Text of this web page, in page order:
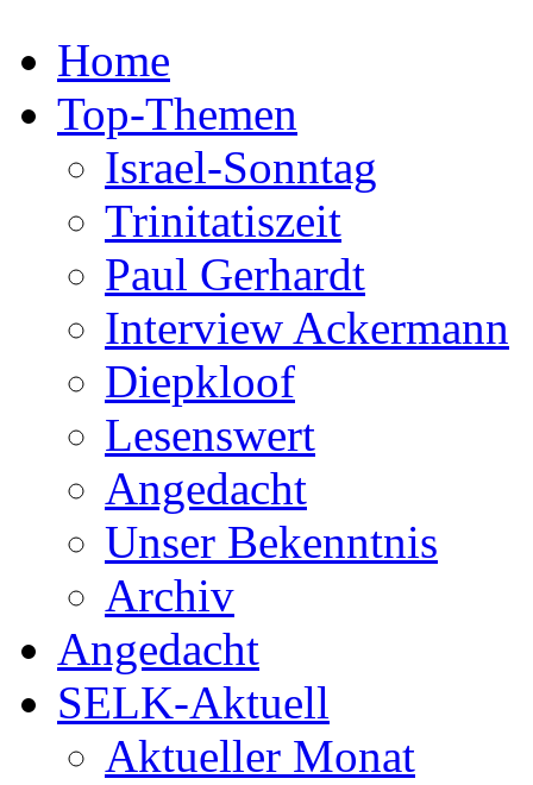
Home
Top-Themen
Israel-Sonntag
Trinitatiszeit
Paul Gerhardt
Interview Ackermann
Diepkloof
Lesenswert
Angedacht
Unser Bekenntnis
Archiv
Angedacht
SELK-Aktuell
Aktueller Monat